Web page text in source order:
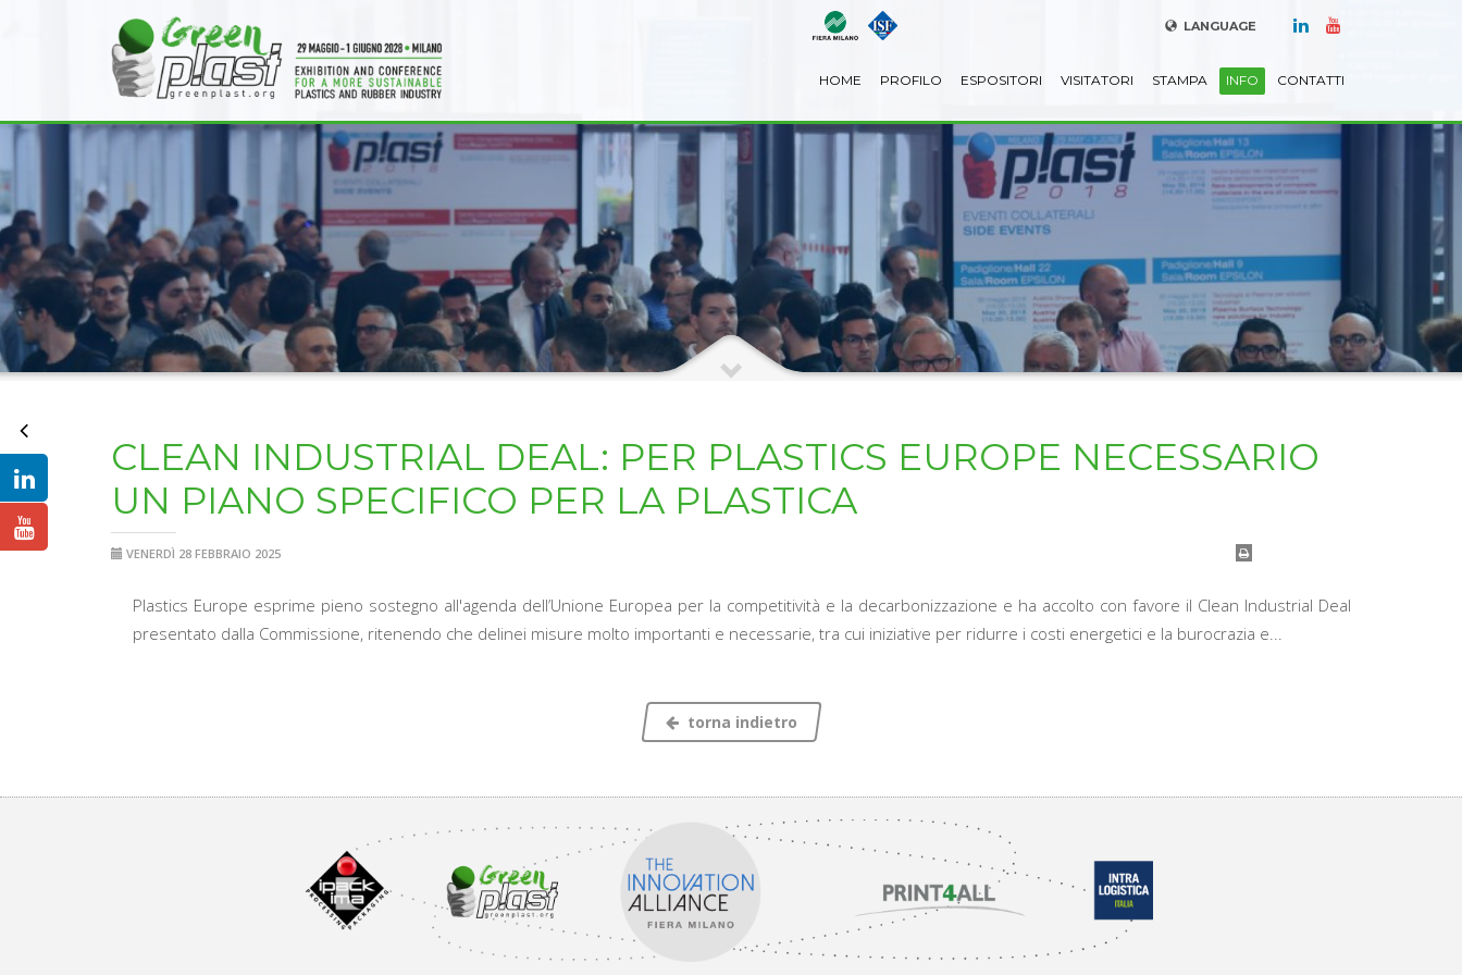
LANGUAGE
HOME PROFILO ESPOSITORI VISITATORI STAMPA INFO CONTATTI
CLEAN INDUSTRIAL DEAL: PER PLASTICS EUROPE NECESSARIO
UN PIANO SPECIFICO PER LA PLASTICA
VENERDÌ 28 FEBBRAIO 2025
Plastics Europe esprime pieno sostegno all'agenda dell’Unione Europea per la competitività e la decarbonizzazione e ha accolto con favore il Clean Industrial Deal
presentato dalla Commissione, ritenendo che delinei misure molto importanti e necessarie, tra cui iniziative per ridurre i costi energetici e la burocrazia e...
torna indietro